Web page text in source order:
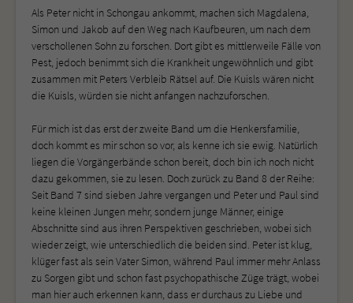
Als Peter nicht in Schongau ankommt, machen sich Magdalena,
Simon und Jakob auf den Weg nach Kaufbeuren, um nach dem
verschollenen Sohn zu forschen. Dort gibt es mittlerweile Fälle von
Pest, jedoch benimmt sich die Krankheit ungewöhnlich und gibt
zusammen mit Peters Verbleib Rätsel auf. Die Kuisls wären nicht
die Kuisls, würden sie nicht anfangen nachzuforschen.
Für mich ist das erst der zweite Band um die Henkersfamilie,
doch kommt es mir schon so vor, als kenne ich sie ewig. Natürlich
liegen die Vorgängerbände schon bereit, doch bin ich noch nicht
dazu gekommen, sie zu lesen. Doch zurück zu Band 8 der Reihe:
Seit Band 7 sind sieben Jahre vergangen und Peter und Paul sind
keine kleinen Jungen mehr, sondern junge Männer, einige
Abschnitte sind aus ihren Perspektiven geschrieben, wobei sich
wieder zeigt, wie unterschiedlich die beiden sind. Peter ist klug,
klüger fast als sein Vater Simon, während Paul immer mehr Anlass
zu Sorgen gibt und schon fast psychopathische Züge trägt, wobei
man hier auch erkennen kann, dass er durchaus zu Liebe und